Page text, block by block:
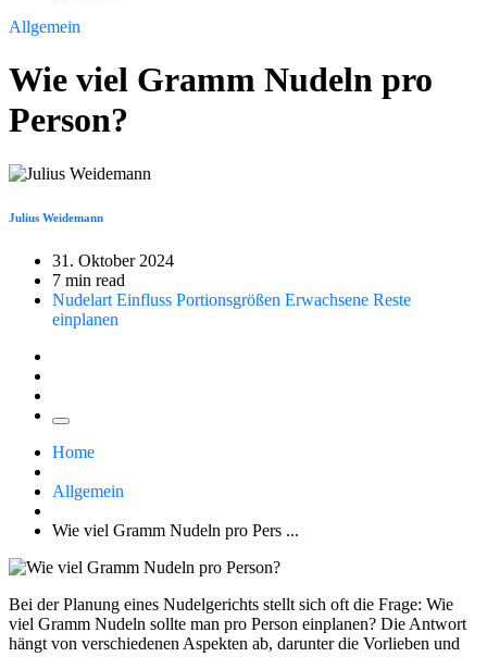
Allgemein
Wie viel Gramm Nudeln pro
Person?
Julius Weidemann
31. Oktober 2024
7 min read
Nudelart Einfluss Portionsgrößen Erwachsene Reste
einplanen
Home
Allgemein
Wie viel Gramm Nudeln pro Pers ...
Bei der Planung eines Nudelgerichts stellt sich oft die Frage: Wie
viel Gramm Nudeln sollte man pro Person einplanen? Die Antwort
hängt von verschiedenen Aspekten ab, darunter die Vorlieben und